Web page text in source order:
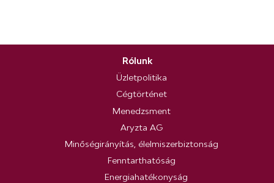
Rólunk
Üzletpolitika
Cégtörténet
Menedzsment
Aryzta AG
Minőségirányítás, élelmiszerbiztonság
Fenntarthatóság
Energiahatékonyság